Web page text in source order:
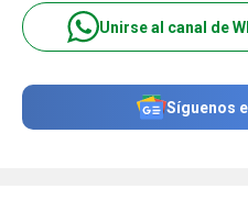
Unirse al canal de
Síguenos